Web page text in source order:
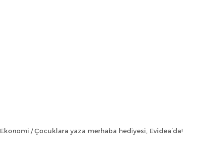
Ekonomi / Çocuklara yaza merhaba hediyesi, Evidea’da!